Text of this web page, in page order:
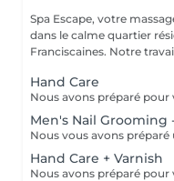
Spa Escape, votre
dans le calme quartier
Franciscaines. Notre
Hand Care
Men's Nail Grooming
Hand Care + Varnish